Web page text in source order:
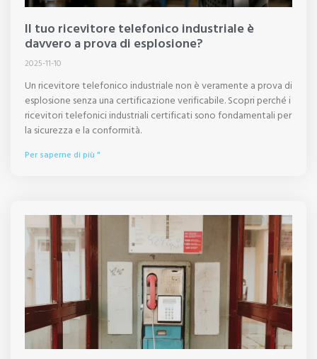
Il tuo ricevitore telefonico industriale è
davvero a prova di esplosione?
2025-11-10
Un ricevitore telefonico industriale non è veramente a prova di
esplosione senza una certificazione verificabile. Scopri perché i
ricevitori telefonici industriali certificati sono fondamentali per
la sicurezza e la conformità.
Per saperne di più "